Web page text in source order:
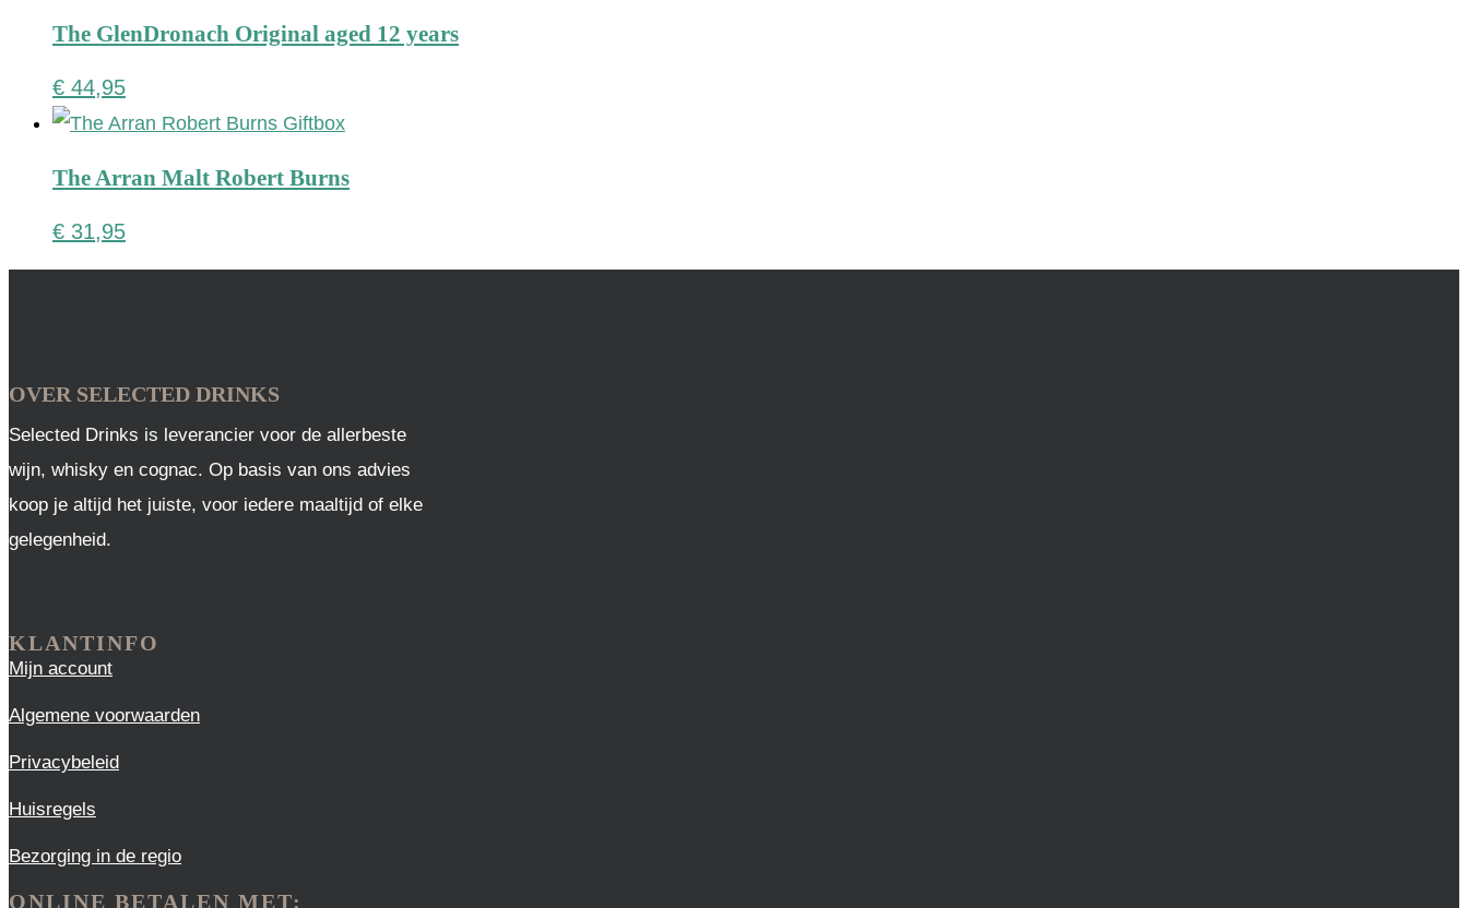
The GlenDronach Original aged 12 years
€ 44,95
The Arran Malt Robert Burns
€ 31,95
OVER SELECTED DRINKS
Selected Drinks is leverancier voor de allerbeste
wijn, whisky en cognac. Op basis van ons advies
koop je altijd het juiste, voor iedere maaltijd of elke
gelegenheid.
KLANTINFO
Mijn account
Algemene voorwaarden
Privacybeleid
Huisregels
Bezorging in de regio
ONLINE BETALEN MET: